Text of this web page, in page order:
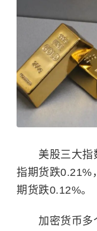
美股三大指数
指期货跌0.21%
期货跌0.12%。
加密货币多个